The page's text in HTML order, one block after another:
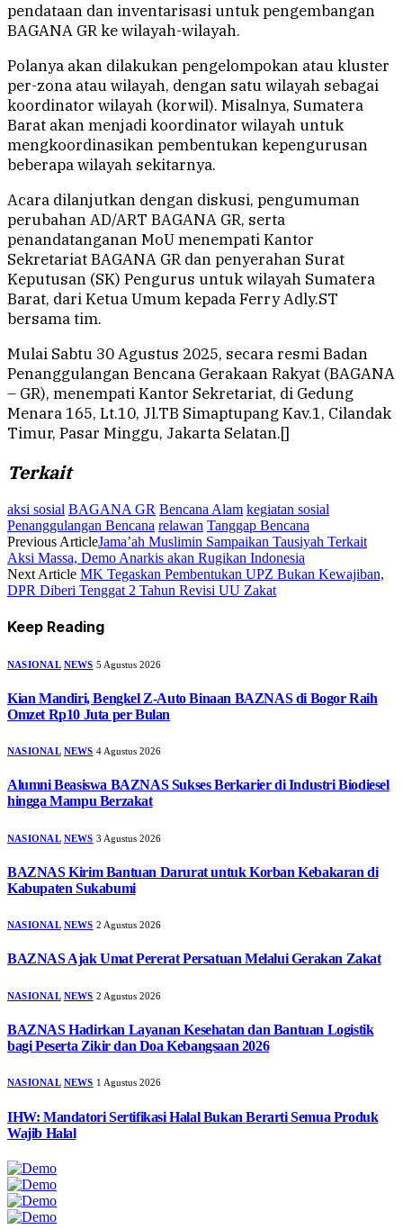
pendataan dan inventarisasi untuk pengembangan
BAGANA GR ke wilayah-wilayah.
Polanya akan dilakukan pengelompokan atau kluster
per-zona atau wilayah, dengan satu wilayah sebagai
koordinator wilayah (korwil). Misalnya, Sumatera
Barat akan menjadi koordinator wilayah untuk
mengkoordinasikan pembentukan kepengurusan
beberapa wilayah sekitarnya.
Acara dilanjutkan dengan diskusi, pengumuman
perubahan AD/ART BAGANA GR, serta
penandatanganan MoU menempati Kantor
Sekretariat BAGANA GR dan penyerahan Surat
Keputusan (SK) Pengurus untuk wilayah Sumatera
Barat, dari Ketua Umum kepada Ferry Adly.ST
bersama tim.
Mulai Sabtu 30 Agustus 2025, secara resmi Badan
Penanggulangan Bencana Gerakaan Rakyat (BAGANA
– GR), menempati Kantor Sekretariat, di Gedung
Menara 165, Lt.10, Jl.TB Simaptupang Kav.1, Cilandak
Timur, Pasar Minggu, Jakarta Selatan.[]
Terkait
aksi sosial BAGANA GR Bencana Alam kegiatan sosial
Penanggulangan Bencana relawan Tanggap Bencana
Previous ArticleJama’ah Muslimin Sampaikan Tausiyah Terkait
Aksi Massa, Demo Anarkis akan Rugikan Indonesia
Next Article MK Tegaskan Pembentukan UPZ Bukan Kewajiban,
DPR Diberi Tenggat 2 Tahun Revisi UU Zakat
Keep Reading
NASIONAL NEWS 5 Agustus 2026
Kian Mandiri, Bengkel Z-Auto Binaan BAZNAS di Bogor Raih
Omzet Rp10 Juta per Bulan
NASIONAL NEWS 4 Agustus 2026
Alumni Beasiswa BAZNAS Sukses Berkarier di Industri Biodiesel
hingga Mampu Berzakat
NASIONAL NEWS 3 Agustus 2026
BAZNAS Kirim Bantuan Darurat untuk Korban Kebakaran di
Kabupaten Sukabumi
NASIONAL NEWS 2 Agustus 2026
BAZNAS Ajak Umat Pererat Persatuan Melalui Gerakan Zakat
NASIONAL NEWS 2 Agustus 2026
BAZNAS Hadirkan Layanan Kesehatan dan Bantuan Logistik
bagi Peserta Zikir dan Doa Kebangsaan 2026
NASIONAL NEWS 1 Agustus 2026
IHW: Mandatori Sertifikasi Halal Bukan Berarti Semua Produk
Wajib Halal